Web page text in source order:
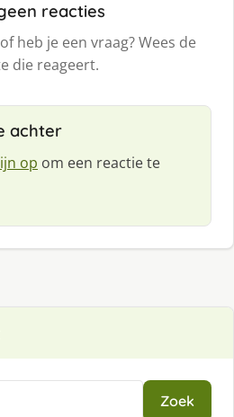
reacties
heb je een vraag? Wees de
die reageert.
achter
op om een reactie te
Zoek